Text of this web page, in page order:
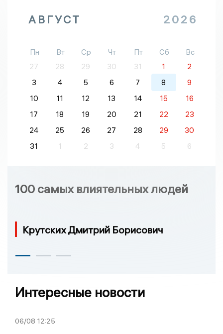
АВГУСТ 2026
Пн Вт Ср Чт Пт Сб
Вс
27
28 29 30 31 1
2
3
4 5 6 7 8
9
10
11 12 13 14 15
16
17
18 19 20 21 22
23
24
25 26 27 28 29
30
31
1 2 3 4 5 6
100 самых влиятельных людей
Крутских Дмитрий Борисович
Интересные новости
06/08 12:25